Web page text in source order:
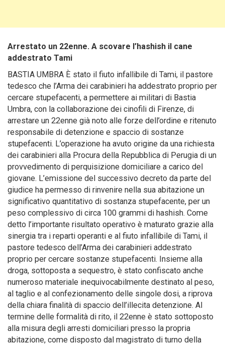
Arrestato un 22enne. A scovare l’hashish il cane
addestrato Tami
BASTIA UMBRA È stato il fiuto infallibile di Tami, il pastore
tedesco che l’Arma dei carabinieri ha addestrato proprio per
cercare stupefacenti, a permettere ai militari di Bastia
Umbra, con la collaborazione dei cinofili di Firenze, di
arrestare un 22enne già noto alle forze dell’ordine e ritenuto
responsabile di detenzione e spaccio di sostanze
stupefacenti. L’operazione ha avuto origine da una richiesta
dei carabinieri alla Procura della Repubblica di Perugia di un
provvedimento di perquisizione domiciliare a carico del
giovane. L’emissione del successivo decreto da parte del
giudice ha permesso di rinvenire nella sua abitazione un
significativo quantitativo di sostanza stupefacente, per un
peso complessivo di circa 100 grammi di hashish. Come
detto l’importante risultato operativo è maturato grazie alla
sinergia tra i reparti operanti e al fiuto infallibile di Tami, il
pastore tedesco dell’Arma dei carabinieri addestrato
proprio per cercare sostanze stupefacenti. Insieme alla
droga, sottoposta a sequestro, è stato confiscato anche
numeroso materiale inequivocabilmente destinato al peso,
al taglio e al confezionamento delle singole dosi, a riprova
della chiara finalità di spaccio dell’illecita detenzione. Al
termine delle formalità di rito, il 22enne è stato sottoposto
alla misura degli arresti domiciliari presso la propria
abitazione, come disposto dal magistrato di turno della